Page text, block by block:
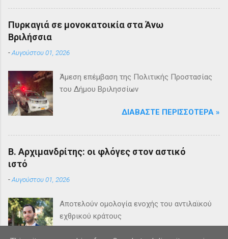
Πυρκαγιά σε μονοκατοικία στα Άνω
Βριλήσσια
-Αυγούστου 01, 2026
Άμεση επέμβαση της Πολιτικής Προστασίας
του Δήμου Βριλησσίων
ΔΙΑΒΆΣΤΕ ΠΕΡΙΣΣΌΤΕΡΑ »
Β. Αρχιμανδρίτης: οι φλόγες στον αστικό
ιστό
-Αυγούστου 01, 2026
Αποτελούν ομολογία ενοχής του αντιλαϊκού
εχθρικού κράτους